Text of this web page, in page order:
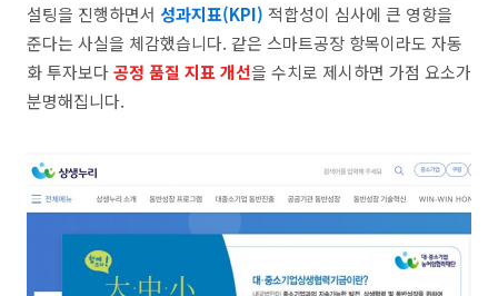
설팅을 진행하면서 성과지표(KPI) 적합성이 심사에 큰 영향을
준다는 사실을 체감했습니다. 같은 스마트공장 항목이라도 자동
화 투자보다공정 품질 지표 개선을 수치로 제시하면 가점 요소가
분명해집니다.